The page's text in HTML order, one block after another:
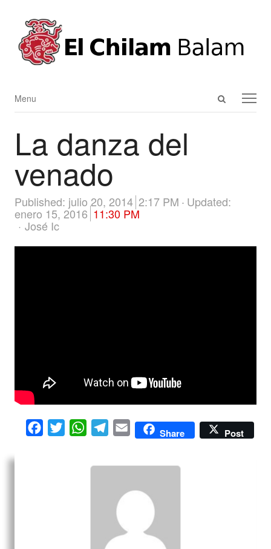
Open
Menu
Menu
La danza del
venado
Published: julio 20, 2014 2:17 PM Updated:
enero 15, 2016 11:30 PM
Author
José Ic
Facebook
Twitter WhatsAppTelegram
Email Share Post